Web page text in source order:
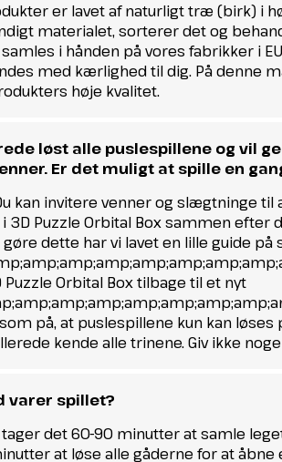
er lavet af naturligt træ (birk) i
materialet, sorterer det og
i hånden på vores fabrikker i
med kærlighed til dig. På denne
høje kvalitet.
løst alle puslespillene og vil
Er det muligt at spille en
kan invitere venner og slægtninge til
3D Puzzle Orbital Box sammen efter
dette har vi lavet en lille guide på
Orbital Box tilbage til et nyt
på, at puslespillene kun kan løses
kende alle trinene. Giv ikke
varer spillet?
det 60-90 minutter at samle
at løse alle gåderne for at åbne